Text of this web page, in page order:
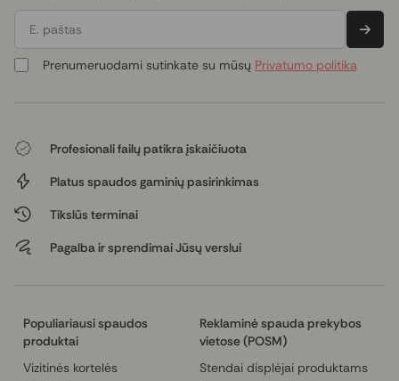
E. paštas
Prenumeruodami sutinkate su mūsų Privatumo politika
Profesionali failų patikra įskaičiuota
Platus spaudos gaminių pasirinkimas
Tikslūs terminai
Pagalba ir sprendimai Jūsų verslui
Populiariausi spaudos
produktai
Vizitinės kortelės
Reklaminė spauda prekybos
vietose (POSM)
Stendai displėjai produktams